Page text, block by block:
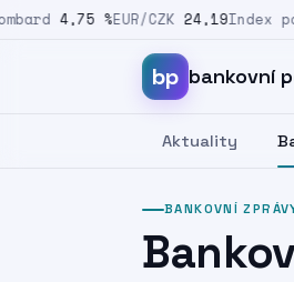
4,75 %EUR/CZK 24,19Index
Přeskočit na obsah
bp bankovní
Aktuality
BANKOVNÍ